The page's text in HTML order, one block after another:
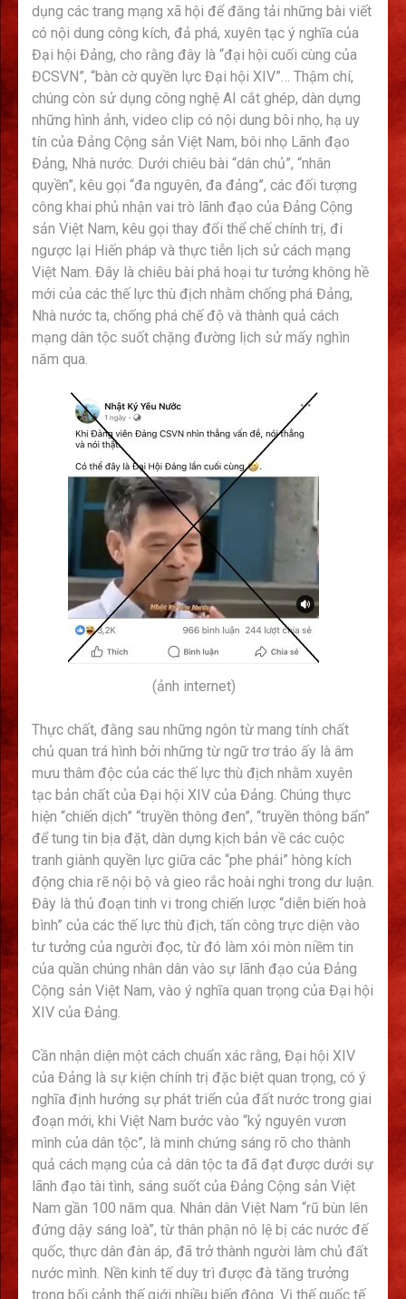
dụng các trang mạng xã hội để đăng tải những bài viết
có nội dung công kích, đả phá, xuyên tạc ý nghĩa của
Đại hội Đảng, cho rằng đây là “đại hội cuối cùng của
ĐCSVN”, “bàn cờ quyền lực Đại hội XIV”… Thậm chí,
chúng còn sử dụng công nghệ AI cắt ghép, dàn dựng
những hình ảnh, video clip có nội dung bôi nhọ, hạ uy
tín của Đảng Cộng sản Việt Nam, bôi nhọ Lãnh đạo
Đảng, Nhà nước. Dưới chiêu bài “dân chủ”, “nhân
quyền”, kêu gọi “đa nguyên, đa đảng”, các đối tượng
công khai phủ nhận vai trò lãnh đạo của Đảng Cộng
sản Việt Nam, kêu gọi thay đổi thể chế chính trị, đi
ngược lại Hiến pháp và thực tiễn lịch sử cách mạng
Việt Nam. Đây là chiêu bài phá hoại tư tưởng không hề
mới của các thế lực thù địch nhằm chống phá Đảng,
Nhà nước ta, chống phá chế độ và thành quả cách
mạng dân tộc suốt chặng đường lịch sử mấy nghìn
năm qua.
(ảnh internet)
Thực chất, đằng sau những ngôn từ mang tính chất
chủ quan trá hình bởi những từ ngữ trơ tráo ấy là âm
mưu thâm độc của các thế lực thù địch nhằm xuyên
tạc bản chất của Đại hội XIV của Đảng. Chúng thực
hiện “chiến dịch” “truyền thông đen”, “truyền thông bẩn”
để tung tin bịa đặt, dàn dựng kịch bản về các cuộc
tranh giành quyền lực giữa các “phe phái” hòng kích
động chia rẽ nội bộ và gieo rắc hoài nghi trong dư luận.
Đây là thủ đoạn tinh vi trong chiến lược “diễn biến hoà
bình” của các thế lực thù địch, tấn công trực diện vào
tư tưởng của người đọc, từ đó làm xói mòn niềm tin
của quần chúng nhân dân vào sự lãnh đạo của Đảng
Cộng sản Việt Nam, vào ý nghĩa quan trọng của Đại hội
XIV của Đảng.
Cần nhận diện một cách chuẩn xác rằng, Đại hội XIV
của Đảng là sự kiện chính trị đặc biệt quan trọng, có ý
nghĩa định hướng sự phát triển của đất nước trong giai
đoạn mới, khi Việt Nam bước vào “kỷ nguyên vươn
mình của dân tộc”, là minh chứng sáng rõ cho thành
quả cách mạng của cả dân tộc ta đã đạt được dưới sự
lãnh đạo tài tình, sáng suốt của Đảng Cộng sản Việt
Nam gần 100 năm qua. Nhân dân Việt Nam “rũ bùn lên
đứng dậy sáng loà”, từ thân phận nô lệ bị các nước đế
quốc, thực dân đàn áp, đã trở thành người làm chủ đất
nước mình. Nền kinh tế duy trì được đà tăng trưởng
trong bối cảnh thế giới nhiều biến động. Vị thế quốc tế